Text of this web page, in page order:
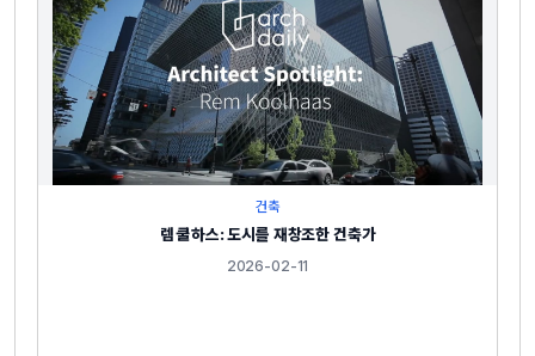
건축
렘 쿨하스: 도시를 재창조한 건축가
2026-02-11